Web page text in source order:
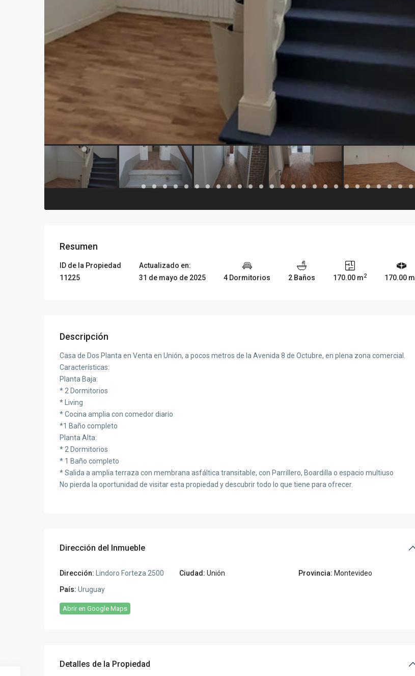
Resumen
ID de la Propiedad
11225
Actualizado en:
31 de mayo de 2025
4 Dormitorios 2 Baños 170.00 m2 170.00 m
Descripción
Casa de Dos Planta en Venta en Unión, a pocos metros de la Avenida 8 de Octubre, en plena zona comercial.
Características:
Planta Baja:
* 2 Dormitorios
* Living
* Cocina amplia con comedor diario
*1 Baño completo
Planta Alta:
* 2 Dormitorios
* 1 Baño completo
* Salida a amplia terraza con membrana asfáltica transitable, con Parrillero, Boardilla o espacio multiuso
No pierda la oportunidad de visitar esta propiedad y descubrir todo lo que tiene para ofrecer.
Dirección del Inmueble
Dirección: Lindoro Forteza 2500 Ciudad: Unión Provincia: Montevideo
País: Uruguay
Abrir en Google Maps
Detalles de la Propiedad